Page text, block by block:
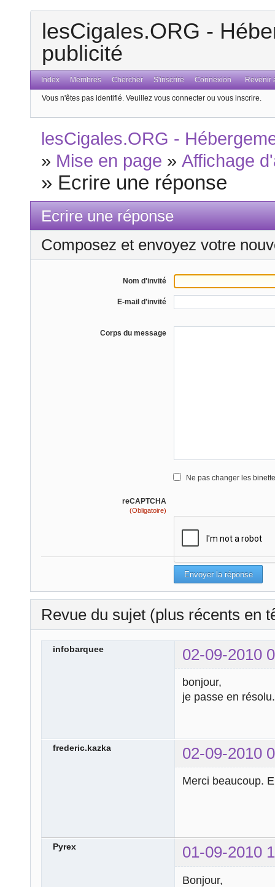
lesCigales.ORG -
publicité
Index Membres Chercher S'inscrire Connexion Revenir
Vous n'êtes pas identifié. Veuillez vous connecter ou vous inscrire.
lesCigales.ORG -
» Mise en page »Affichage
» Ecrire une réponse
Ecrire une réponse
Composez et envoyez votre
Nom d'invité
E-mail d'invité
Corps du message
Ne pas changer les
reCAPTCHA
(Obligatoire)
Revue du sujet (plus récents en
infobarquee 02-09-2010
bonjour,
je passe en résolu.
frederic.kazka 02-09-2010
Merci beaucoup.
Pyrex 01-09-2010
Bonjour,